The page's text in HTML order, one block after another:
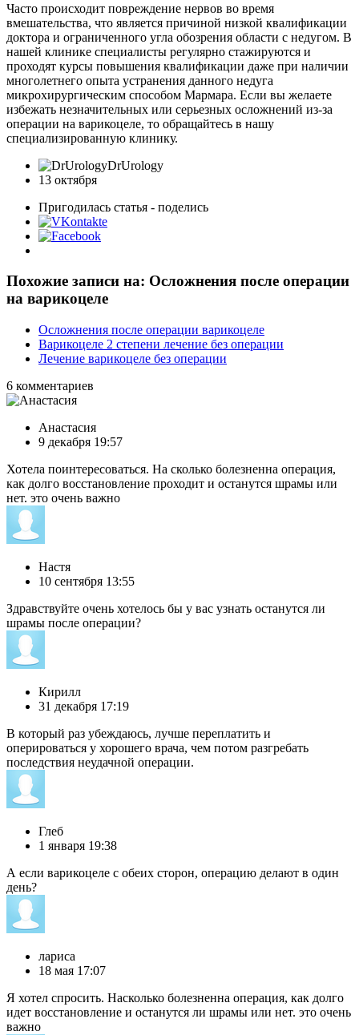
Часто происходит повреждение нервов во время
вмешательства, что является причиной низкой квалификации
доктора и ограниченного угла обозрения области с недугом. В
нашей клинике специалисты регулярно стажируются и
проходят курсы повышения квалификации даже при наличии
многолетнего опыта устранения данного недуга
микрохирургическим способом Мармара. Если вы желаете
избежать незначительных или серьезных осложнений из-за
операции на варикоцеле, то обращайтесь в нашу
специализированную клинику.
DrUrology
13 октября
Пригодилась статья - поделись
Похожие записи на: Осложнения после операции
на варикоцеле
Осложнения после операции варикоцеле
Варикоцеле 2 степени лечение без операции
Лечение варикоцеле без операции
6 комментариев
Анастасия
9 декабря 19:57
Хотела поинтересоваться. На сколько болезненна операция,
как долго восстановление проходит и останутся шрамы или
нет. это очень важно
Настя
10 сентября 13:55
Здравствуйте очень хотелось бы у вас узнать останутся ли
шрамы после операции?
Кирилл
31 декабря 17:19
В который раз убеждаюсь, лучше переплатить и
оперироваться у хорошего врача, чем потом разгребать
последствия неудачной операции.
Глеб
1 января 19:38
А если варикоцеле с обеих сторон, операцию делают в один
день?
лариса
18 мая 17:07
Я хотел спросить. Насколько болезненна операция, как долго
идет восстановление и останутся ли шрамы или нет. это очень
важно